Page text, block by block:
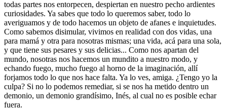
todas partes nos entorpecen, despiertan en nuestro pecho ardientes
curiosidades. Ya sabes que todo lo queremos saber, todo lo
averiguamos y de todo hacemos un objeto de afanes e inquietudes.
Como sabemos disimular, vivimos en realidad con dos vidas, una
para mamá y otra para nosotras mismas; una vida, acá para una sola,
y que tiene sus pesares y sus delicias... Como nos apartan del
mundo, nosotras nos hacemos un mundito a nuestro modo, y
echando fuego, mucho fuego al horno de la imaginación, allí
forjamos todo lo que nos hace falta. Ya lo ves, amiga. ¿Tengo yo la
culpa? Si no lo podemos remediar, si se nos ha metido dentro un
demonio, un demonio grandísimo, Inés, al cual no es posible echar
fuera.